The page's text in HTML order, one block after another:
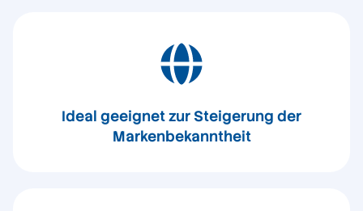
Ideal geeignet zur Steigerung der
Markenbekanntheit